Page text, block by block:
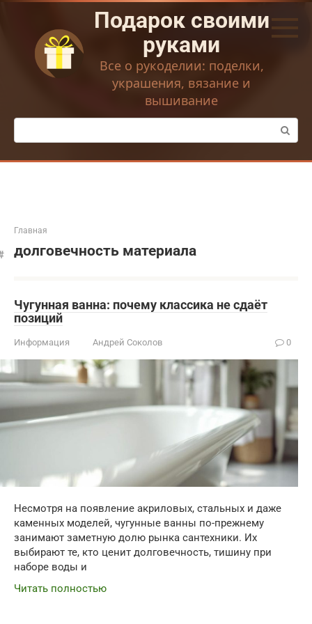
Перейти
контенту
Подарок своими
руками
Все о рукоделии: поделки,
украшения, вязание и
вышивание
Поиск:
Главная
долговечность материала
Чугунная ванна: почему классика не сдаёт
позиций
Информация Андрей Соколов 0
Несмотря на появление акриловых, стальных и даже
каменных моделей, чугунные ванны по-прежнему
занимают заметную долю рынка сантехники. Их
выбирают те, кто ценит долговечность, тишину при
наборе воды и
Читать полностью